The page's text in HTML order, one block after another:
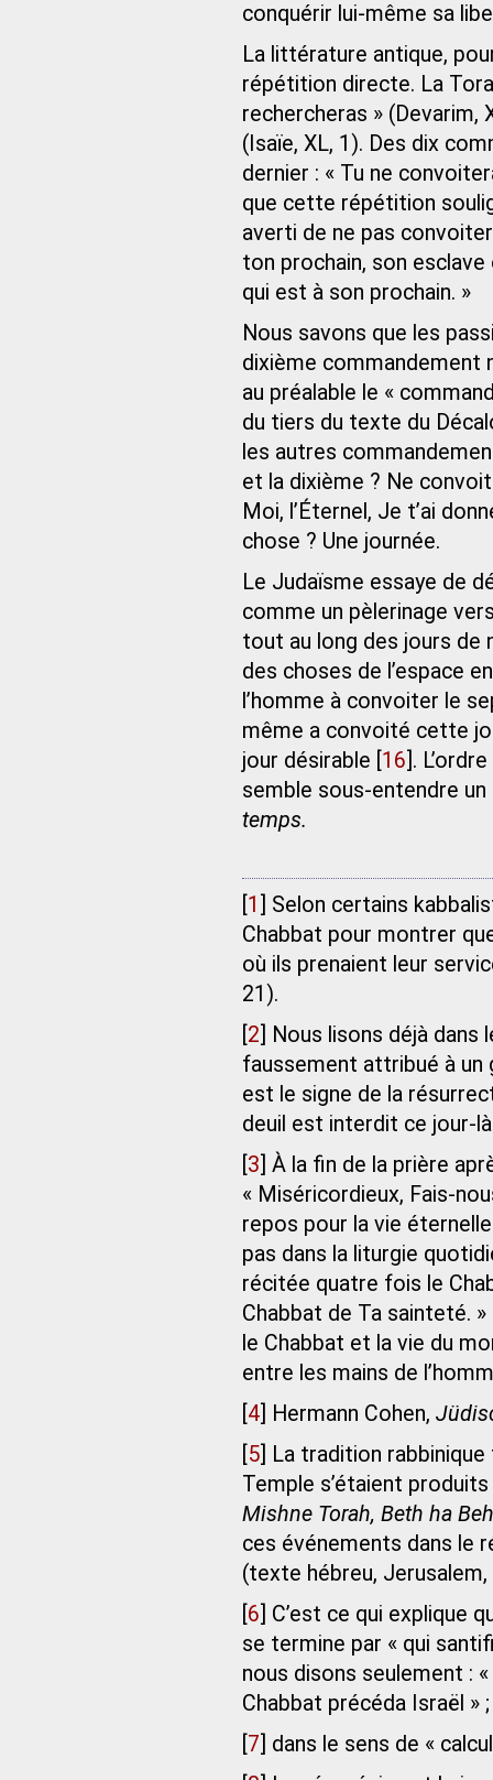
conquérir lui-même sa
La littérature antique,
répétition directe. La
rechercheras » (Devarim,
(Isaïe, XL, 1). Des dix
dernier : « Tu ne
que cette répétition
averti de ne pas
ton prochain, son
qui est à son prochain. »
Nous savons que les
dixième commandement
au préalable le «
du tiers du texte du
les autres
et la dixième ? Ne
Moi, l’Éternel, Je t’ai
chose ? Une journée.
Le Judaïsme essaye de
comme un pèlerinage
tout au long des jours de
des choses de l’espace
l’homme à convoiter le
même a convoité cette
jour désirable 16 .
semble sous-entendre
temps.
1
Selon certains
Chabbat pour montrer
où ils prenaient leur
21).
2
Nous lisons déjà dans
faussement attribué à un
est le signe de la
deuil est interdit ce jour-
3 À la fin de la prière
« Miséricordieux, Fais-
repos pour la vie
pas dans la liturgie
récitée quatre fois le
Chabbat de Ta sainteté.
le Chabbat et la vie du
entre les mains de
4 Hermann Cohen,
5
La tradition
Temple s’étaient
Mishne Torah, Beth ha
ces événements dans le
(texte hébreu, Jerusalem,
6 C’est ce qui explique
se termine par « qui
nous disons seulement :
Chabbat précéda Israël »
7 dans le sens de «